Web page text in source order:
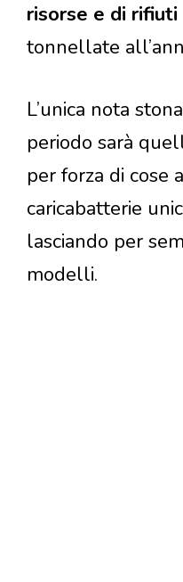
risorse e di rifiuti
tonnellate
L’unica nota
periodo sarà
per forza di cose
caricabatterie
lasciando per
modelli.